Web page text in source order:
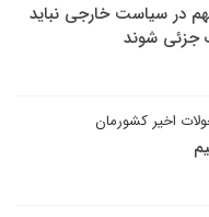
در سیاست خارجی نباید
جزئی شوند
اخیر کشورمان